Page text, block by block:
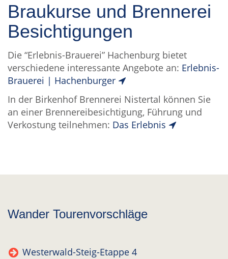
Braukurse und Brennerei
Besichtigungen
Die “Erlebnis-Brauerei” Hachenburg bietet
verschiedene interessante Angebote an: Erlebnis-
Brauerei | Hachenburger
In der Birkenhof Brennerei Nistertal können Sie
an einer Brennereibesichtigung, Führung und
Verkostung teilnehmen: Das Erlebnis
Wander Tourenvorschläge
Westerwald-Steig-Etappe 4